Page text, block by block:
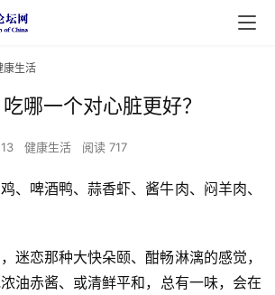
康生活
哪一个对心脏更好？
健康生活 阅读 717
、啤酒鸭、蒜香虾、酱牛肉、闷羊肉、
迷恋那种大快朵颐、酣畅淋漓的感觉，
油赤酱、或清鲜平和，总有一味，会在